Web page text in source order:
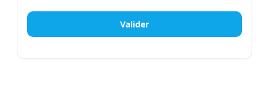
Valider